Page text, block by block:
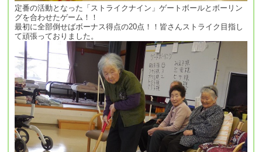
定番の活動となった「ストライクナイン」ゲートボールとボーリン
グを合わせたゲーム！！
最初に全部倒せばボーナス得点の20点！！皆さんストライク目指し
て頑張っておりました。